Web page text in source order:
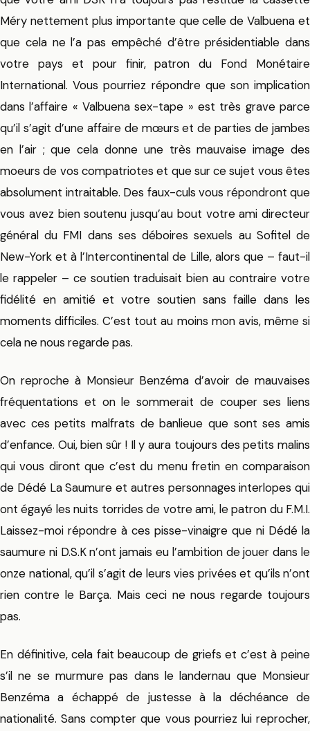
Méry nettement plus importante que celle de Valbuena et
que cela ne l’a pas empêché d’être présidentiable dans
votre pays et pour finir, patron du Fond Monétaire
International. Vous pourriez répondre que son implication
dans l’affaire « Valbuena sex-tape » est très grave parce
qu’il s’agit d’une affaire de mœurs et de parties de jambes
en l’air ; que cela donne une très mauvaise image des
moeurs de vos compatriotes et que sur ce sujet vous êtes
absolument intraitable. Des faux-culs vous répondront que
vous avez bien soutenu jusqu’au bout votre ami directeur
général du FMI dans ses déboires sexuels au Sofitel de
New-York et à l’Intercontinental de Lille, alors que – faut-il
le rappeler – ce soutien traduisait bien au contraire votre
fidélité en amitié et votre soutien sans faille dans les
moments difficiles. C’est tout au moins mon avis, même si
cela ne nous regarde pas.
On reproche à Monsieur Benzéma d’avoir de mauvaises
fréquentations et on le sommerait de couper ses liens
avec ces petits malfrats de banlieue que sont ses amis
d’enfance. Oui, bien sûr ! Il y aura toujours des petits malins
qui vous diront que c’est du menu fretin en comparaison
de Dédé La Saumure et autres personnages interlopes qui
ont égayé les nuits torrides de votre ami, le patron du F.M.I.
Laissez-moi répondre à ces pisse-vinaigre que ni Dédé la
saumure ni D.S.K n’ont jamais eu l’ambition de jouer dans le
onze national, qu’il s’agit de leurs vies privées et qu’ils n’ont
rien contre le Barça. Mais ceci ne nous regarde toujours
pas.
En définitive, cela fait beaucoup de griefs et c’est à peine
s’il ne se murmure pas dans le landernau que Monsieur
Benzéma a échappé de justesse à la déchéance de
nationalité. Sans compter que vous pourriez lui reprocher,